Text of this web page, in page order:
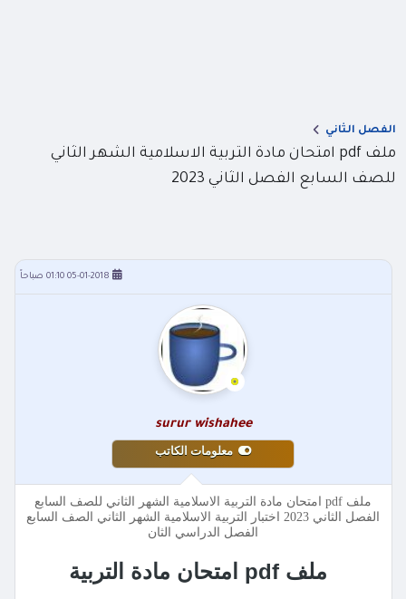
الفصل الثاني
ملف pdf امتحان مادة التربية الاسلامية الشهر الثاني
للصف السابع الفصل الثاني 2023
05-01-2018 01:10 صباحاً
surur wishahee
معلومات الكاتب
ملف pdf امتحان مادة التربية الاسلامية الشهر الثاني للصف السابع
الفصل الثاني 2023 اختبار التربية الاسلامية الشهر الثاني الصف السابع
الفصل الدراسي الثان
ملف pdf امتحان مادة التربية